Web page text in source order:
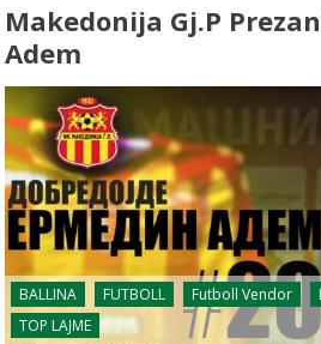
Makedonija Gj.P
Adem
BALLINA FUTBOLL Futboll Vendor
TOP LAJME